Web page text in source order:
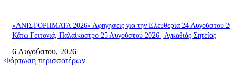
«ΑΝΙΣΤΟΡΗΜΑΤΑ 2026» Αφηγήσεις για την Ελευθερία 24 Αυγούστου
Κάτω Γειτονιά, Παλαίκαστρο 25 Αυγούστου 2026 | Αγκαθιάς Σητείας
6 Αυγούστου, 2026
Φόρτωση περισσοτέρων